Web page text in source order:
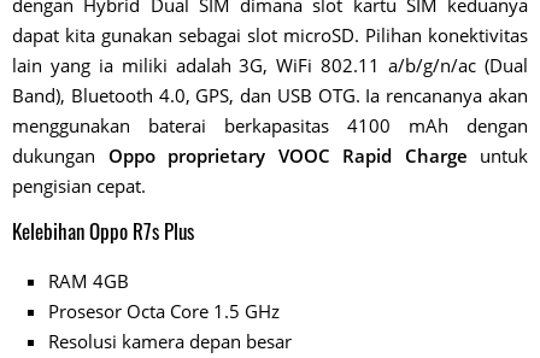
dengan Hybrid Dual SIM dimana slot kartu SIM keduanya
dapat kita gunakan sebagai slot microSD. Pilihan konektivitas
lain yang ia miliki adalah 3G, WiFi 802.11 a/b/g/n/ac (Dual
Band), Bluetooth 4.0, GPS, dan USB OTG. Ia rencananya akan
menggunakan baterai berkapasitas 4100 mAh dengan
dukungan Oppo proprietary VOOC Rapid Charge untuk
pengisian cepat.
Kelebihan Oppo R7s Plus
RAM 4GB
Prosesor Octa Core 1.5 GHz
Resolusi kamera depan besar